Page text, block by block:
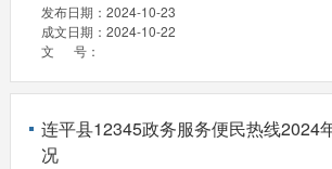
发布日期： 2024-10-23
成文日期： 2024-10-22
文 号：
连平县12345政务服务便民热线2024
况